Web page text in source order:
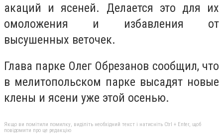
акаций и ясеней. Делается это для их
омоложения и избавления от
высушенных веточек.
Глава парке Олег Обрезанов сообщил, что
в мелитопольском парке высадят новые
клены и ясени уже этой осенью.
Якщо ви помітили помилку, виділіть необхідний текст і натисніть Ctrl + Enter, щоб
повідомити про це редакцію